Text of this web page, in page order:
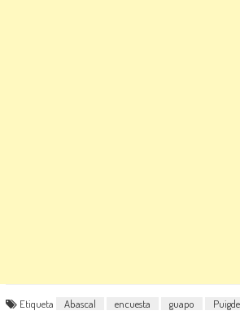
Etiqueta Abascal encuesta guapo